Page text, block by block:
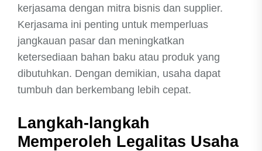
kerjasama dengan mitra bisnis dan supplier.
Kerjasama ini penting untuk memperluas
jangkauan pasar dan meningkatkan
ketersediaan bahan baku atau produk yang
dibutuhkan. Dengan demikian, usaha dapat
tumbuh dan berkembang lebih cepat.
Langkah-langkah
Memperoleh Legalitas Usaha